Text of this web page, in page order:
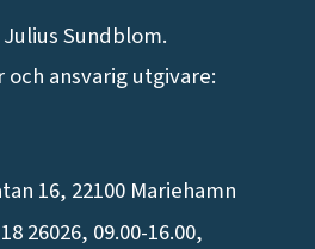
Sundblom.
ansvarig utgivare:
16, 22100 Mariehamn
26026, 09.00-16.00,